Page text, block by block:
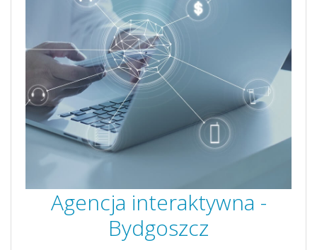
Agencja interaktywna -
Bydgoszcz